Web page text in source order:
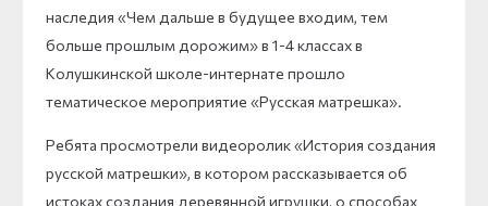
наследия «Чем дальше в будущее входим, тем
больше прошлым дорожим» в 1-4 классах в
Колушкинской школе-интернате прошло
тематическое мероприятие «Русская матрешка».
Ребята просмотрели видеоролик «История создания
русской матрешки», в котором рассказывается об
истоках создания деревянной игрушки, о способах